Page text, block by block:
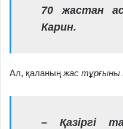
70 жастан
Карин.
Ал, қаланың жас тұрғыны
– Қазіргі